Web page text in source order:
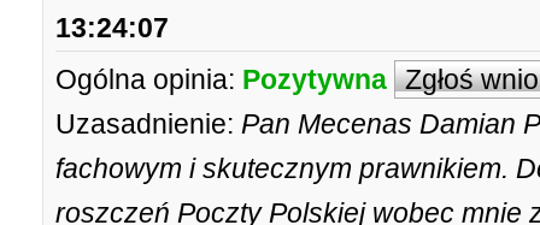
13:24:07
Ogólna opinia: Pozytywna Zgłoś
Uzasadnienie: Pan Mecenas Damian
fachowym i skutecznym prawnikiem.
roszczeń Poczty Polskiej wobec mnie